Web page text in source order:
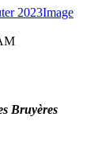
2023Image
Bruyères